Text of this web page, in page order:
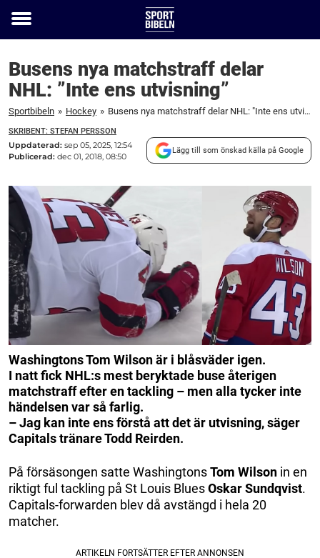
Toggle
Busens nya matchstraff delar
NHL: ”Inte ens utvisning”
Sportbibeln » Hockey » Busens nya matchstraff delar NHL: "Inte ens utvisning"
SKRIBENT: STEFAN PERSSON
Uppdaterad: sep 05, 2025, 12:54
Publicerad: dec 01, 2018, 08:50
Lägg till som önskad källa på Google
Washingtons Tom Wilson är i blåsväder igen.
I natt fick NHL:s mest beryktade buse återigen
matchstraff efter en tackling – men alla tycker inte
händelsen var så farlig.
– Jag kan inte ens förstå att det är utvisning, säger
Capitals tränare Todd Reirden.
På försäsongen satte WashingtonsTom Wilson in en
riktigt ful tackling på St Louis BluesOskar Sundqvist.
Capitals-forwarden blev då avstängd i hela 20
matcher.